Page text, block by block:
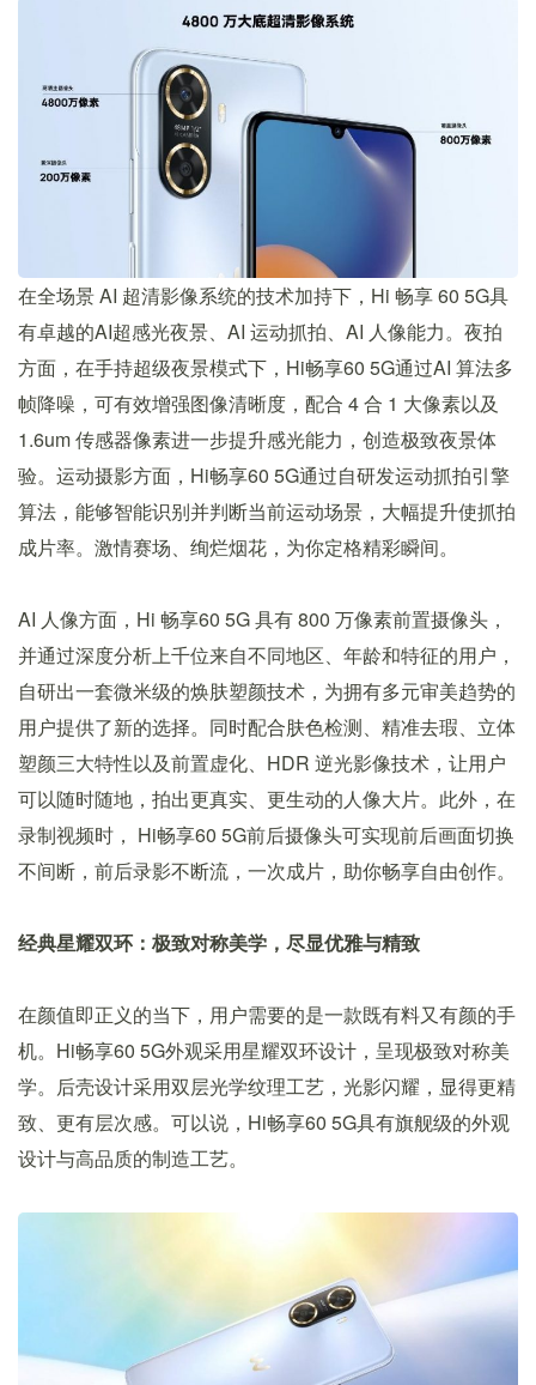
在全场景 AI 超清影像系统的技术加持下，Hi 畅享 60 5G具
有卓越的AI超感光夜景、AI 运动抓拍、AI 人像能力。夜拍
方面，在手持超级夜景模式下，Hi畅享60 5G通过AI 算法多
帧降噪，可有效增强图像清晰度，配合 4 合 1 大像素以及
1.6um 传感器像素进一步提升感光能力，创造极致夜景体
验。运动摄影方面，Hi畅享60 5G通过自研发运动抓拍引擎
算法，能够智能识别并判断当前运动场景，大幅提升使抓拍
成片率。激情赛场、绚烂烟花，为你定格精彩瞬间。
AI 人像方面，Hi 畅享60 5G 具有 800 万像素前置摄像头，
并通过深度分析上千位来自不同地区、年龄和特征的用户，
自研出一套微米级的焕肤塑颜技术，为拥有多元审美趋势的
用户提供了新的选择。同时配合肤色检测、精准去瑕、立体
塑颜三大特性以及前置虚化、HDR 逆光影像技术，让用户
可以随时随地，拍出更真实、更生动的人像大片。此外，在
录制视频时， Hi畅享60 5G前后摄像头可实现前后画面切换
不间断，前后录影不断流，一次成片，助你畅享自由创作。
经典星耀双环：极致对称美学，尽显优雅与精致
在颜值即正义的当下，用户需要的是一款既有料又有颜的手
机。Hi畅享60 5G外观采用星耀双环设计，呈现极致对称美
学。后壳设计采用双层光学纹理工艺，光影闪耀，显得更精
致、更有层次感。可以说，Hi畅享60 5G具有旗舰级的外观
设计与高品质的制造工艺。